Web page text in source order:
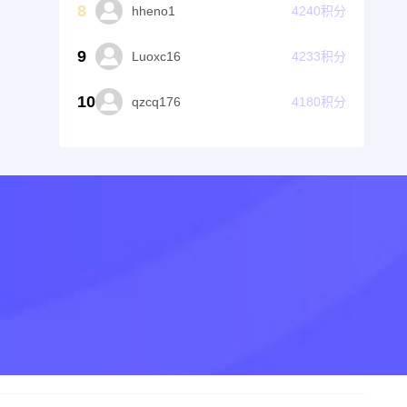
8 hheno1 4240积分
9 Luoxc16 4233积分
10 qzcq176 4180积分